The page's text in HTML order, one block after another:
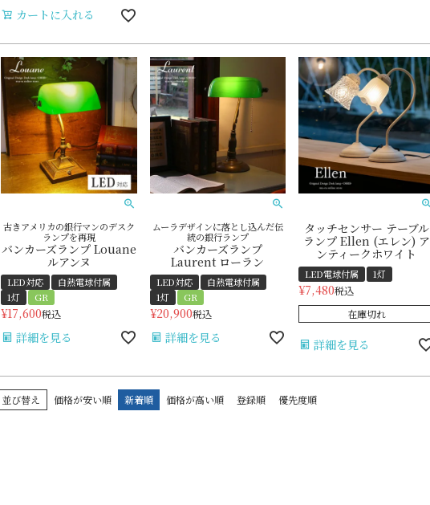
カートに入れる
古きアメリカの銀行マンのデスク
ランプを再現
バンカーズランプ Louane
ルアンヌ
LED対応
白熱電球付属
1灯
GR
¥17,600税込
詳細を見る
ムーラデザインに落とし込んだ伝
統の銀行ランプ
バンカーズランプ
Laurent ローラン
LED対応
白熱電球付属
1灯
GR
¥20,900税込
詳細を見る
タッチセンサー テーブル
ランプ Ellen (エレン) ア
ンティークホワイト
LED電球付属 1灯
¥7,480税込
在庫切れ
詳細を見る
並び替え 価格が安い順 新着順 価格が高い順 登録順 優先度順